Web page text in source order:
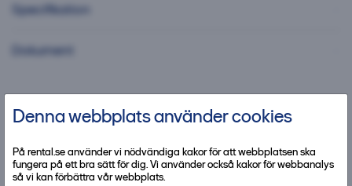
Denna webbplats använder cookies
På rental.se använder vi nödvändiga kakor för att webbplatsen ska
fungera på ett bra sätt för dig. Vi använder också kakor för webbanalys
så vi kan förbättra vår webbplats.
Specifikation
Dokument
Kontakta kundcenter